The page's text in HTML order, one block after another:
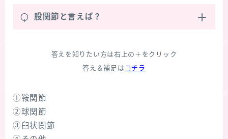
Q 股関節と言えば？
答えを知りたい方は右上の＋をクリック
答え＆補足は コチラ
①鞍関節
②球関節
③臼状関節